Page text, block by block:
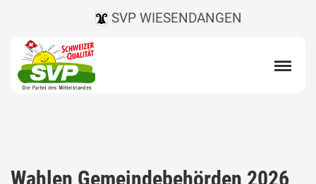
SVP WIESENDANGEN
Wahlen Gemeindebehörden 2026